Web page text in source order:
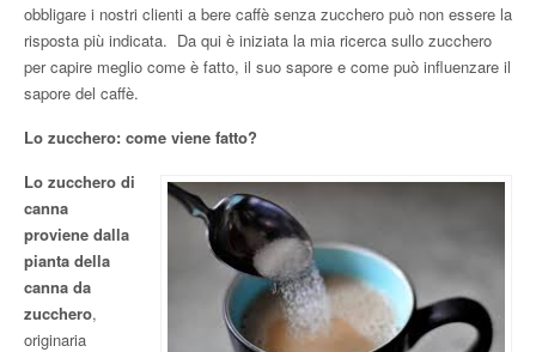
obbligare i nostri clienti a bere caffè senza zucchero può non essere la
risposta più indicata. Da qui è iniziata la mia ricerca sullo zucchero
per capire meglio come è fatto, il suo sapore e come può influenzare il
sapore del caffè.
Lo zucchero: come viene fatto?
Lo zucchero di
canna
proviene dalla
pianta della
canna da
zucchero,
originaria